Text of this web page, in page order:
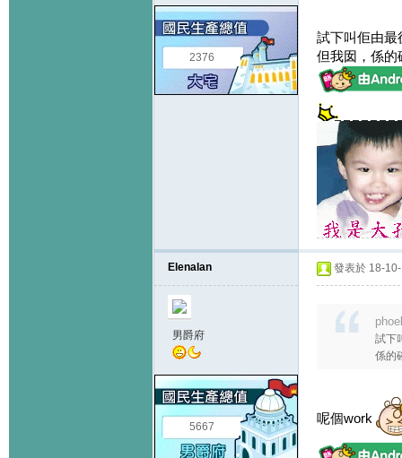
2376
試下叫佢由最
但我囡，係的
Elenalan
男爵府
5667
發表於 18-
試下
係的
呢個work